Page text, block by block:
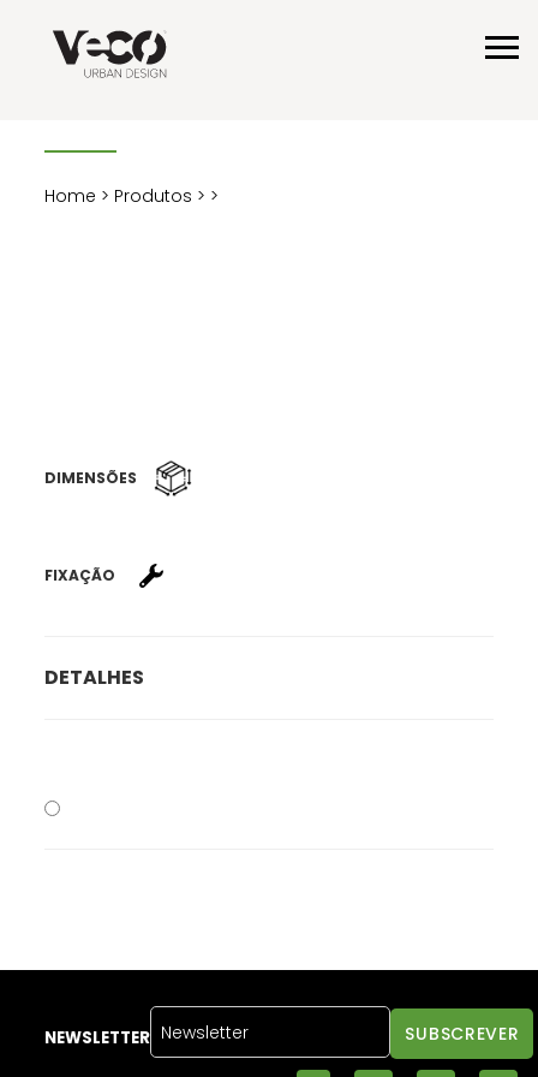
Home > Produtos > >
DIMENSÕES
FIXAÇÃO
DETALHES
NEWSLETTER